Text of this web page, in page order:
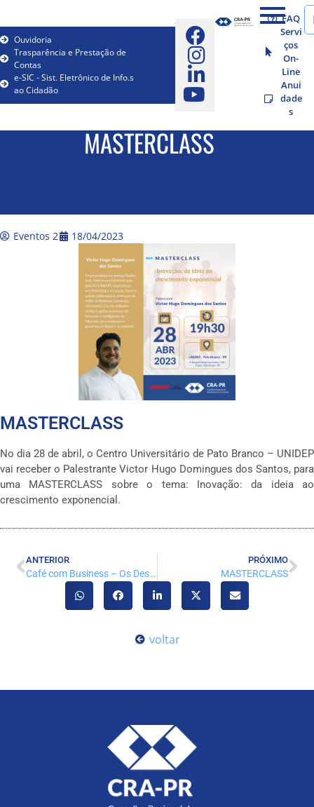
Ouvidoria
Trasparência e Prestação de
Contas
e-SIC - Sist. Eletrônico de Info.s
ao Cidadão
FAQ
Servi
ços
On-
Line
Anui
dade
s
MASTERCLASS
Eventos 2 18/04/2023
MASTERCLASS
No dia 28 de abril, o Centro Universitário de Pato Branco – UNIDEP
vai receber o Palestrante Victor Hugo Domingues dos Santos, para
uma MASTERCLASS sobre o tema: Inovação: da ideia ao
crescimento exponencial.
ANTERIOR
Café com Business – Os Desafios da Administração de Mídias Impressas
PRÓXIMO
MASTERCLASS
voltar